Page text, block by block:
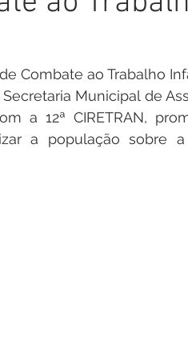
saúde Malária
Combate ao Trabalho
Municipal de
a 12ª CIRETRAN,
a população sobre